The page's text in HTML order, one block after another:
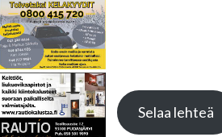
Selaa lehteä